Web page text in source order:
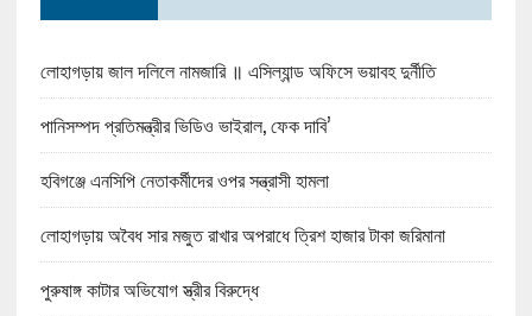
লোহাগড়ায় জাল দলিলে নামজারি ॥ এসিল্যান্ড অফিসে ভয়াবহ দুর্নীতি
পানিসম্পদ প্রতিমন্ত্রীর ভিডিও ভাইরাল, ফেক দাবি’
হবিগঞ্জে এনসিপি নেতাকর্মীদের ওপর সন্ত্রাসী হামলা
লোহাগড়ায় অবৈধ সার মজুত রাখার অপরাধে ত্রিশ হাজার টাকা জরিমানা
পুরুষাঙ্গ কাটার অভিযোগ স্ত্রীর বিরুদ্ধে